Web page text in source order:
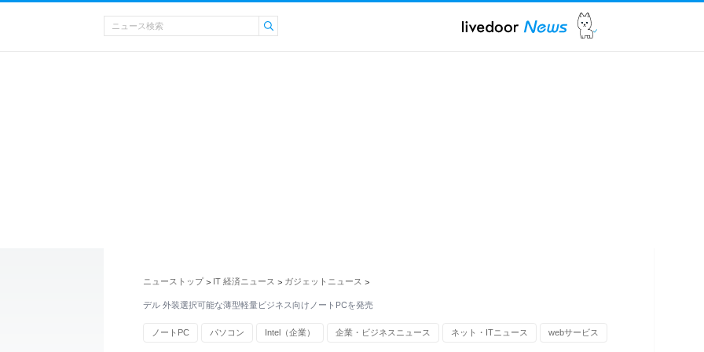
ニューストップ > IT 経済ニュース > ガジェットニュース >
デル 外装選択可能な薄型軽量ビジネス向けノートPCを発売
ノートPC パソコン Intel（企業） 企業・ビジネスニュース ネット・ITニュース webサービス